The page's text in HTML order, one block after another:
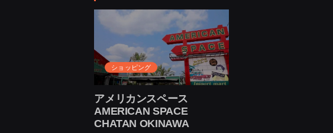
ショッピング
アメリカンスペース
AMERICAN SPACE
CHATAN OKINAWA